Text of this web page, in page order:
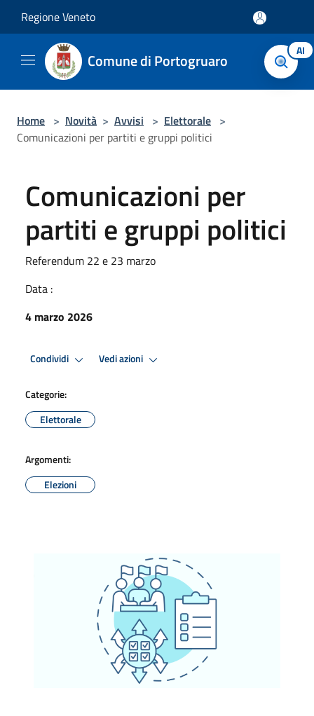
Regione Veneto
Comune di Portogruaro AI
Home > Novità > Avvisi > Elettorale >
Comunicazioni per partiti e gruppi politici
Comunicazioni per
partiti e gruppi politici
Referendum 22 e 23 marzo
Data :
4 marzo 2026
Condividi Vedi azioni
Categorie:
Elettorale
Argomenti:
Elezioni